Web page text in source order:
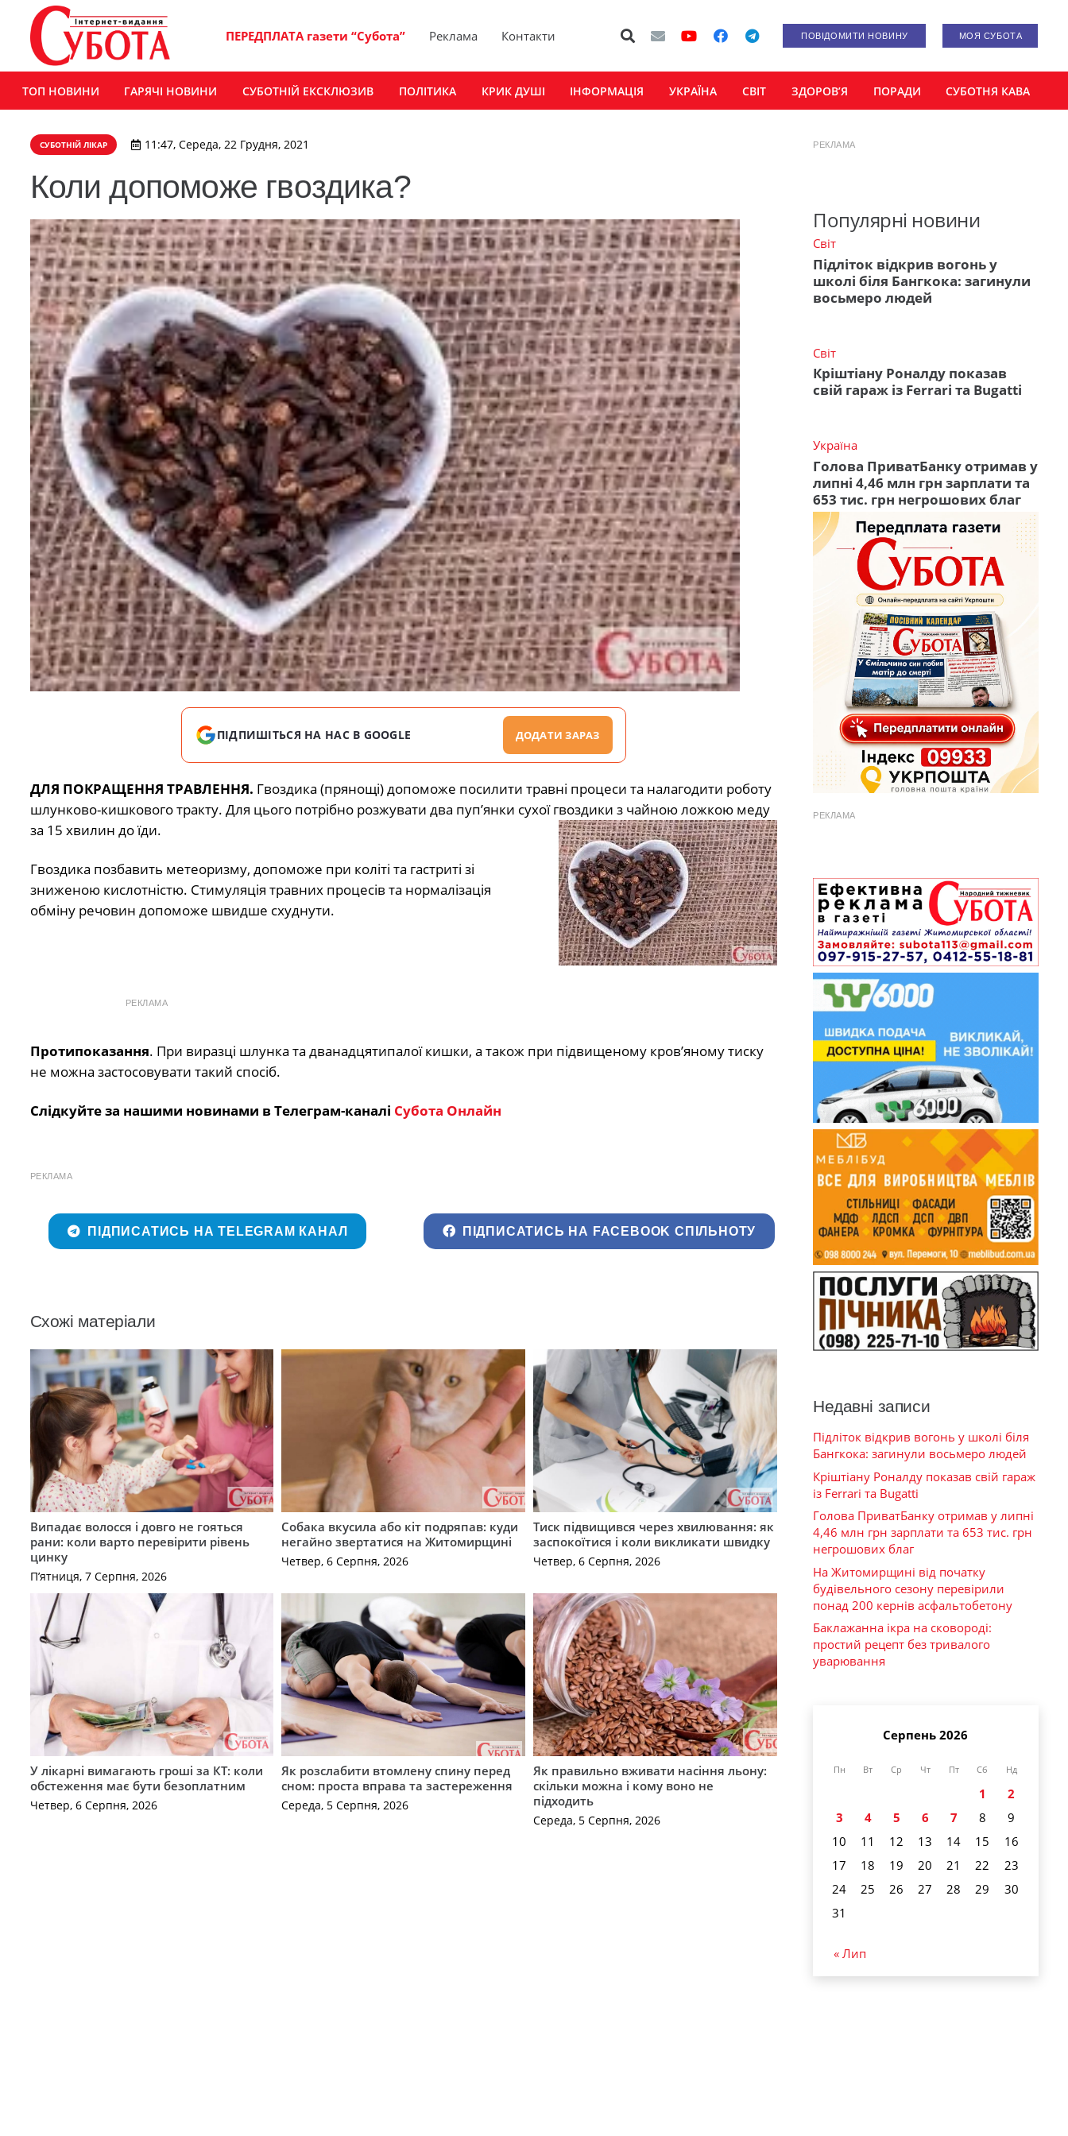
ПЕРЕДПЛАТА газети “Субота” Реклама Контакти ПОВІДОМИТИ НОВИНУ МОЯ СУБОТА
ТОП НОВИНИ ГАРЯЧІ НОВИНИ СУБОТНІЙ ЕКСКЛЮЗИВ ПОЛІТИКА КРИК ДУШІ ІНФОРМАЦІЯ УКРАЇНА СВІТ ЗДОРОВ’Я ПОРАДИ СУБОТНЯ КАВА
СУБОТНІЙ ЛІКАР 11:47, Середа, 22 Грудня, 2021
Коли допоможе гвоздика?
ПІДПИШІТЬСЯ НА НАС В GOOGLE ДОДАТИ ЗАРАЗ
ДЛЯ ПОКРАЩЕННЯ ТРАВЛЕННЯ. Гвоздика (прянощі) допоможе посилити травні процеси та налагодити роботу
шлунково-кишкового тракту. Для цього потрібно розжувати два пуп’янки сухої гвоздики з чайною ложкою меду
за 15 хвилин до їди.
Гвоздика позбавить метеоризму, допоможе при коліті та гастриті зі
зниженою кислотністю. Стимуляція травних процесів та нормалізація
обміну речовин допоможе швидше схуднути.
РЕКЛАМА
Протипоказання. При виразці шлунка та дванадцятипалої кишки, а також при підвищеному кров’яному тиску
не можна застосовувати такий спосіб.
Слідкуйте за нашими новинами в Телеграм-каналі Субота Онлайн
РЕКЛАМА
ПІДПИСАТИСЬ НА TELEGRAM КАНАЛ ПІДПИСАТИСЬ НА FACEBOOK СПІЛЬНОТУ
Схожі матеріали
Випадає волосся і довго не гояться
рани: коли варто перевірити рівень
цинку
П’ятниця, 7 Серпня, 2026
Собака вкусила або кіт подряпав: куди
негайно звертатися на Житомирщині
Четвер, 6 Серпня, 2026
Тиск підвищився через хвилювання: як
заспокоїтися і коли викликати швидку
Четвер, 6 Серпня, 2026
У лікарні вимагають гроші за КТ: коли
обстеження має бути безоплатним
Четвер, 6 Серпня, 2026
Як розслабити втомлену спину перед
сном: проста вправа та застереження
Середа, 5 Серпня, 2026
Як правильно вживати насіння льону:
скільки можна і кому воно не
підходить
Середа, 5 Серпня, 2026
РЕКЛАМА
Популярні новини
Світ
Підліток відкрив вогонь у
школі біля Бангкока: загинули
восьмеро людей
Світ
Кріштіану Роналду показав
свій гараж із Ferrari та Bugatti
Україна
Голова ПриватБанку отримав у
липні 4,46 млн грн зарплати та
653 тис. грн негрошових благ
РЕКЛАМА
Недавні записи
Підліток відкрив вогонь у школі біля
Бангкока: загинули восьмеро людей
Кріштіану Роналду показав свій гараж
із Ferrari та Bugatti
Голова ПриватБанку отримав у липні
4,46 млн грн зарплати та 653 тис. грн
негрошових благ
На Житомирщині від початку
будівельного сезону перевірили
понад 200 кернів асфальтобетону
Баклажанна ікра на сковороді:
простий рецепт без тривалого
уварювання
Серпень 2026
Пн Вт Ср Чт Пт Сб Нд
1
2
3
4 5 6 7 8
9
10
11 12 13 14 15
16
17
18 19 20 21 22
23
24
25 26 27 28 29
30
31
« Лип